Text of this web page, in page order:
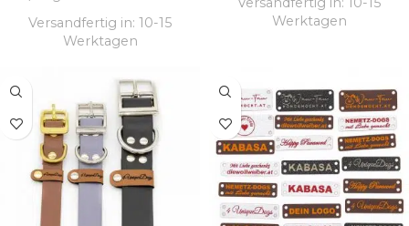
Versandfertig in: 10-15
Werktagen
Werktagen